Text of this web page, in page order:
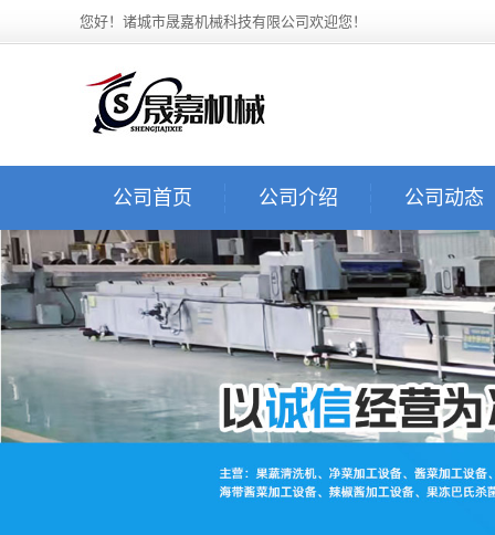
您好！诸城市晟嘉机械科技有限公司欢迎您！
公司首页 公司介绍 公司动态